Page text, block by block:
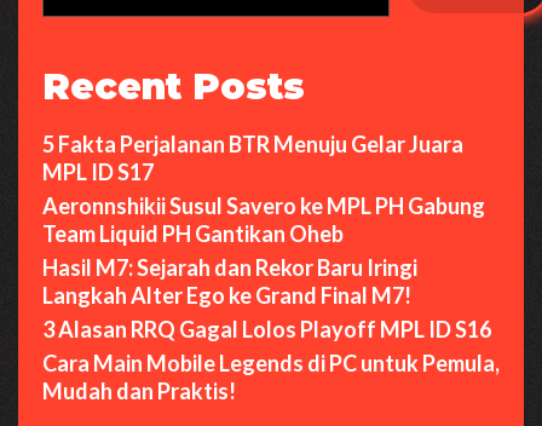
Recent Posts
5 Fakta Perjalanan BTR Menuju Gelar Juara
MPL ID S17
Aeronnshikii Susul Savero ke MPL PH Gabung
Team Liquid PH Gantikan Oheb
Hasil M7: Sejarah dan Rekor Baru Iringi
Langkah Alter Ego ke Grand Final M7!
3 Alasan RRQ Gagal Lolos Playoff MPL ID S16
Cara Main Mobile Legends di PC untuk Pemula,
Mudah dan Praktis!